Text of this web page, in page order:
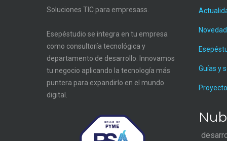
Soluciones TIC para empresass.
Esepéstudio se integra en tu empresa
como consultoría tecnológica y
departamento de desarrollo. Innovamos
tu negocio aplicando la tecnología más
puntera para expandirlo en el mundo
digital.
Guías y